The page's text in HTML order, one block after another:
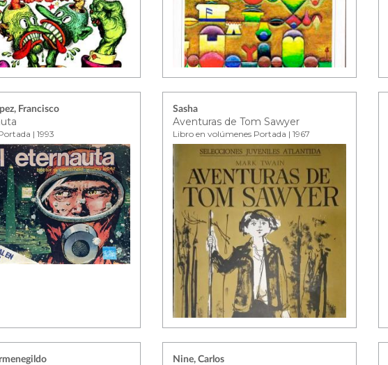
Francisco
| 1993
Sasha
Aventuras de Tom Sawyer
Libro en volúmenes Portada | 1967
Nine, Carlos